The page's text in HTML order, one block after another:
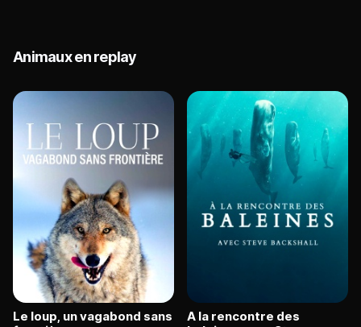
Animaux en replay
Le loup, un vagabond sans
A la rencontre des